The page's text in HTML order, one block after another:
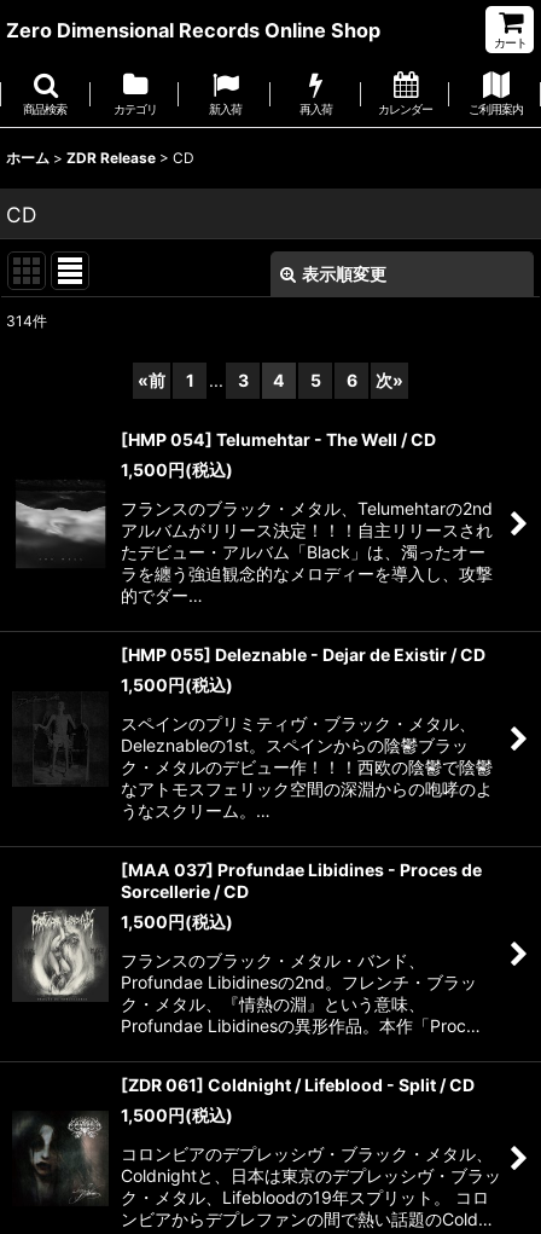
Zero Dimensional Records Online Shop
カート
商品検索 カテゴリ 新入荷 再入荷 カレンダー ご利用案内
ホーム > ZDR Release > CD
CD
表示順変更
314件
«前 1 ... 3 4 5 6 次»
[HMP 054] Telumehtar - The Well / CD
1,500円(税込)
フランスのブラック・メタル、Telumehtarの2nd
アルバムがリリース決定！！！自主リリースされ
たデビュー・アルバム「Black」は、濁ったオー
ラを纏う強迫観念的なメロディーを導入し、攻撃
的でダー…
[HMP 055] Deleznable - Dejar de Existir / CD
1,500円(税込)
スペインのプリミティヴ・ブラック・メタル、
Deleznableの1st。スペインからの陰鬱ブラッ
ク・メタルのデビュー作！！！西欧の陰鬱で陰鬱
なアトモスフェリック空間の深淵からの咆哮のよ
うなスクリーム。…
[MAA 037] Profundae Libidines - Proces de
Sorcellerie / CD
1,500円(税込)
フランスのブラック・メタル・バンド、
Profundae Libidinesの2nd。フレンチ・ブラッ
ク・メタル、『情熱の淵』という意味、
Profundae Libidinesの異形作品。本作「Proc…
[ZDR 061] Coldnight / Lifeblood - Split / CD
1,500円(税込)
コロンビアのデプレッシヴ・ブラック・メタル、
Coldnightと、日本は東京のデプレッシヴ・ブラッ
ク・メタル、Lifebloodの19年スプリット。 コロ
ンビアからデプレファンの間で熱い話題のCold…